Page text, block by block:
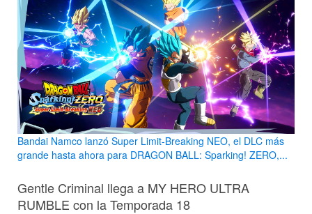
Bandai Namco lanzó Super Limit-Breaking NEO, el DLC más
grande hasta ahora para DRAGON BALL: Sparking! ZERO,...
Gentle Criminal llega a MY HERO ULTRA
RUMBLE con la Temporada 18